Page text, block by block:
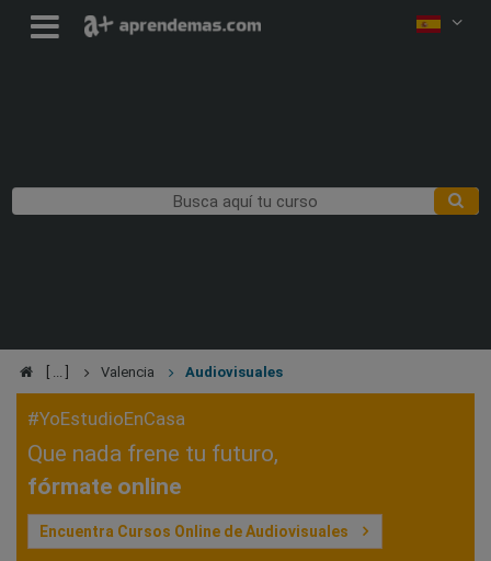
Valencia Audiovisuales
#YoEstudioEnCasa
Que nada frene tu futuro,
fórmate online
Encuentra Cursos Online de Audiovisuales